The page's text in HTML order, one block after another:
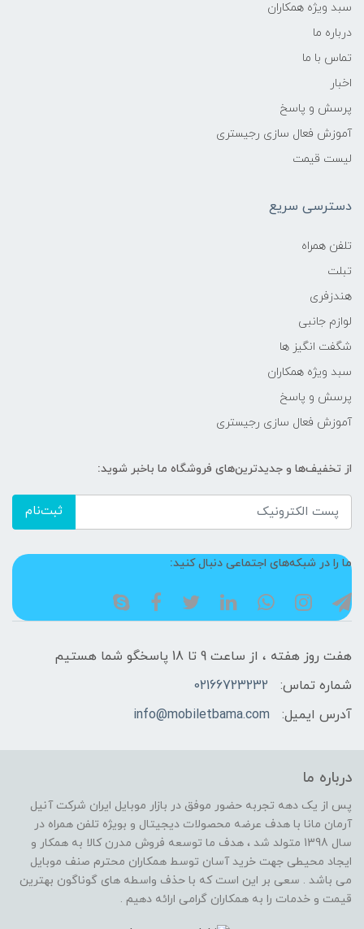
سبد ویژه همکاران
درباره ما
تماس با ما
اخبار
پرسش و پاسخ
آموزش فعال سازی رجیستری
لیست قیمت
دسترسی سریع
تلفن همراه
تبلت
هندزفری
لوازم جانبی
شگفت انگیز ها
سبد ویژه همکاران
پرسش و پاسخ
آموزش فعال سازی رجیستری
از تخفیف‌ها و جدیدترین‌های فروشگاه ما باخبر شوید:
ثبت‌نام
ما را در شبکه‌های اجتماعی دنبال کنید:
هفت روز هفته ، از ساعت 9 تا 18 پاسخگو شما هستیم
شماره تماس:
02166723232
آدرس ایمیل:
info@mobiletbama.com
درباره ما
پس از یک دهه تجربه حضور موفق در بازار موبایل ایران شرکت آنیل
آرمان مانا با هدف عرضه محصولات دیجیتال و بویژه تلفن همراه در
سال 1398 متولد شد ، هدف ما توسعه فروش مدرن کالا به همکار و
ایجاد محیطی جهت خرید آسان توسط همکاران محترم صنف موبایل
می باشد . سعی بر این است که با حذف واسطه های گوناگون بهترین
قیمت و خدمات را به همکاران گرامی ارائه دهیم .